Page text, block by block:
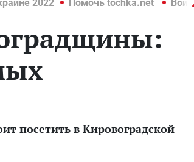
2022 Помочь tochka.net
посетить в Кировоградской